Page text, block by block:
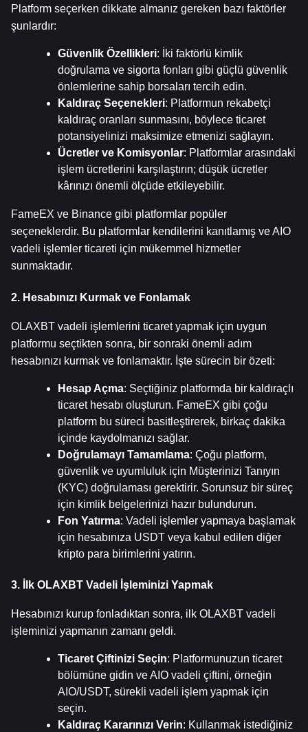
Platform seçerken dikkate almanız gereken bazı faktörler
şunlardır:
Güvenlik Özellikleri: İki faktörlü kimlik
doğrulama ve sigorta fonları gibi güçlü güvenlik
önlemlerine sahip borsaları tercih edin.
Kaldıraç Seçenekleri: Platformun rekabetçi
kaldıraç oranları sunmasını, böylece ticaret
potansiyelinizi maksimize etmenizi sağlayın.
Ücretler ve Komisyonlar: Platformlar arasındaki
işlem ücretlerini karşılaştırın; düşük ücretler
kârınızı önemli ölçüde etkileyebilir.
FameEX ve Binance gibi platformlar popüler
seçeneklerdir. Bu platformlar kendilerini kanıtlamış ve AIO
vadeli işlemler ticareti için mükemmel hizmetler
sunmaktadır.
2. Hesabınızı Kurmak ve Fonlamak
OLAXBT vadeli işlemlerini ticaret yapmak için uygun
platformu seçtikten sonra, bir sonraki önemli adım
hesabınızı kurmak ve fonlamaktır. İşte sürecin bir özeti:
Hesap Açma: Seçtiğiniz platformda bir kaldıraçlı
ticaret hesabı oluşturun. FameEX gibi çoğu
platform bu süreci basitleştirerek, birkaç dakika
içinde kaydolmanızı sağlar.
Doğrulamayı Tamamlama: Çoğu platform,
güvenlik ve uyumluluk için Müşterinizi Tanıyın
(KYC) doğrulaması gerektirir. Sorunsuz bir süreç
için kimlik belgelerinizi hazır bulundurun.
Fon Yatırma: Vadeli işlemler yapmaya başlamak
için hesabınıza USDT veya kabul edilen diğer
kripto para birimlerini yatırın.
3. İlk OLAXBT Vadeli İşleminizi Yapmak
Hesabınızı kurup fonladıktan sonra, ilk OLAXBT vadeli
işleminizi yapmanın zamanı geldi.
Ticaret Çiftinizi Seçin: Platformunuzun ticaret
bölümüne gidin ve AIO vadeli çiftini, örneğin
AIO/USDT, sürekli vadeli işlem yapmak için
seçin.
Kaldıraç Kararınızı Verin: Kullanmak istediğiniz